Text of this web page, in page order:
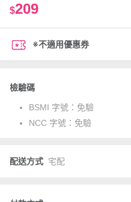
$209
※不適用優惠券
檢驗碼
BSMI 字號： 免驗
NCC 字號： 免驗
配送方式 宅配